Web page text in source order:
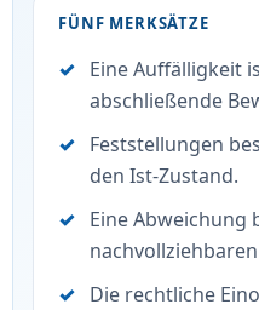
FÜNF MERKSÄTZE
Eine Auffälligkeit
abschließende
Feststellungen
den Ist-Zustand.
Eine Abweichung
Die rechtliche